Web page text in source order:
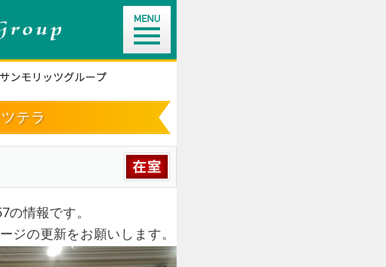
テラ
の情報です。
ジの更新をお願いします。